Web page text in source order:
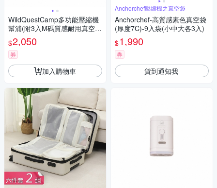
WildQuestCamp多功能壓縮機
幫浦(附3入M碼質感耐用真空
袋)
$2,050
券
加入購物車
Anchorchef壓縮機之真空袋
Anchorchef-高質感素色真空袋
(厚度7C)-9入袋(小中大各3入)
$1,990
券
貨到通知我